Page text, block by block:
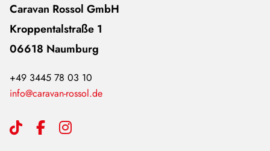
Caravan Rossol GmbH
Kroppentalstraße 1
06618 Naumburg
+49 3445 78 03 10
info@caravan-rossol.de